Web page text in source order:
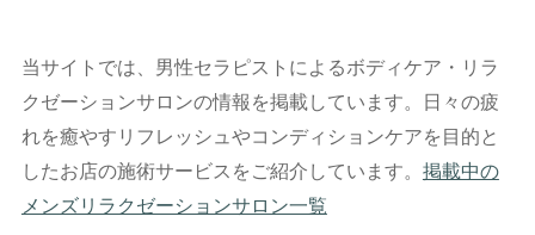
当サイトでは、男性セラピストによるボディケア・リラ
クゼーションサロンの情報を掲載しています。日々の疲
れを癒やすリフレッシュやコンディションケアを目的と
したお店の施術サービスをご紹介しています。 掲載中の
メンズリラクゼーションサロン一覧